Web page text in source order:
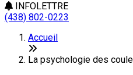
INFOLETTRE
(438) 802-0223
Accueil
La psychologie des